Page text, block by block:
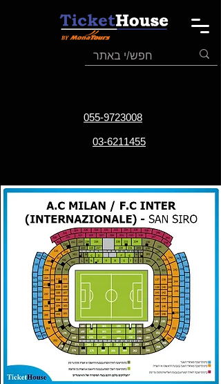
055-9723008
03-6211455